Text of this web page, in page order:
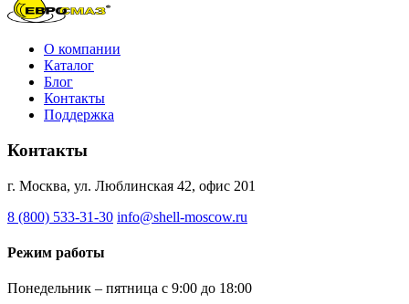
О компании
Каталог
Блог
Контакты
Поддержка
Контакты
г. Москва, ул. Люблинская 42, офис 201
8 (800) 533-31-30 info@shell-moscow.ru
Режим работы
Понедельник – пятница с 9:00 до 18:00